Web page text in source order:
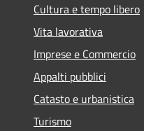
Cultura e tempo libero
Vita lavorativa
Imprese e Commercio
Appalti pubblici
Catasto e urbanistica
Turismo